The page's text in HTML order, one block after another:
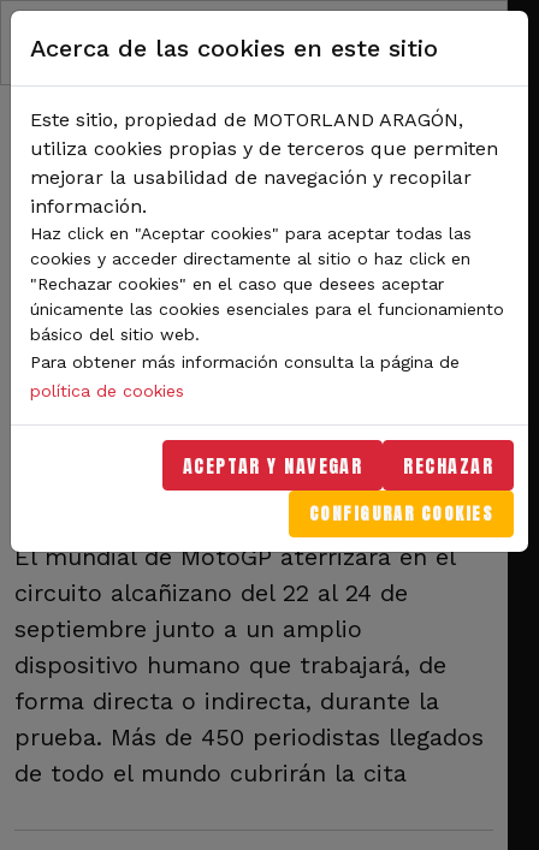
Pasar al contenido principal
RUTA DE NAVEGACIÓN
Más de 6.000 personas trabajarán en MotorLand durante el Gran Premio
Movistar de Aragón
Más de 6.000 personas
trabajarán en MotorLand
durante el Gran Premio
Movistar de Aragón
El mundial de MotoGP aterrizará en el
circuito alcañizano del 22 al 24 de
septiembre junto a un amplio
dispositivo humano que trabajará, de
forma directa o indirecta, durante la
prueba. Más de 450 periodistas llegados
de todo el mundo cubrirán la cita
Acerca de las cookies en este sitio
Este sitio, propiedad de MOTORLAND ARAGÓN,
utiliza cookies propias y de terceros que permiten
mejorar la usabilidad de navegación y recopilar
información.
Haz click en "Aceptar cookies" para aceptar todas las
cookies y acceder directamente al sitio o haz click en
"Rechazar cookies" en el caso que desees aceptar
únicamente las cookies esenciales para el funcionamiento
básico del sitio web.
Para obtener más información consulta la página de
política de cookies
ACEPTAR Y NAVEGAR RECHAZAR
CONFIGURAR COOKIES